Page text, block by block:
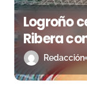
n
t
r
Logroño
Ribera
de Redacción